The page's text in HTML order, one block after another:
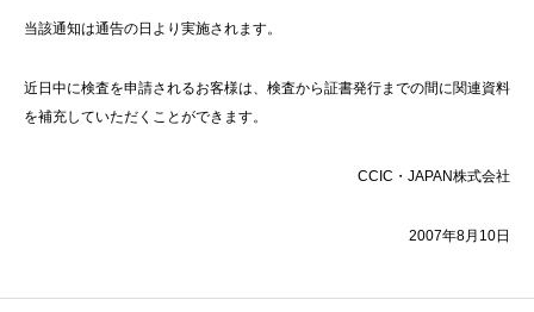
当該通知は通告の日より実施されます。
近日中に検査を申請されるお客様は、検査から証書発行までの間に関連資料
を補充していただくことができます。
CCIC・JAPAN株式会社
2007年8月10日